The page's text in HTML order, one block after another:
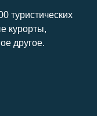
туристических
курорты,
другое.